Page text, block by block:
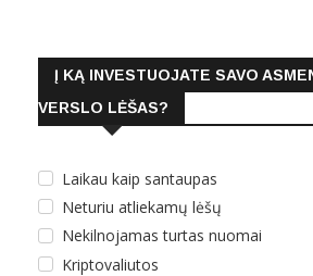
Į KĄ INVESTUOJATE SAVO
VERSLO LĖŠAS?
Laikau kaip santaupas
Neturiu atliekamų lėšų
Nekilnojamas turtas nuomai
Kriptovaliutos